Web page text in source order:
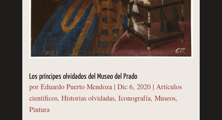
Los príncipes olvidados del Museo del Prado
por Eduardo Puerto Mendoza| Dic 6, 2020| Artículos
científicos, Historias olvidadas, Iconografía, Museos,
Pintura